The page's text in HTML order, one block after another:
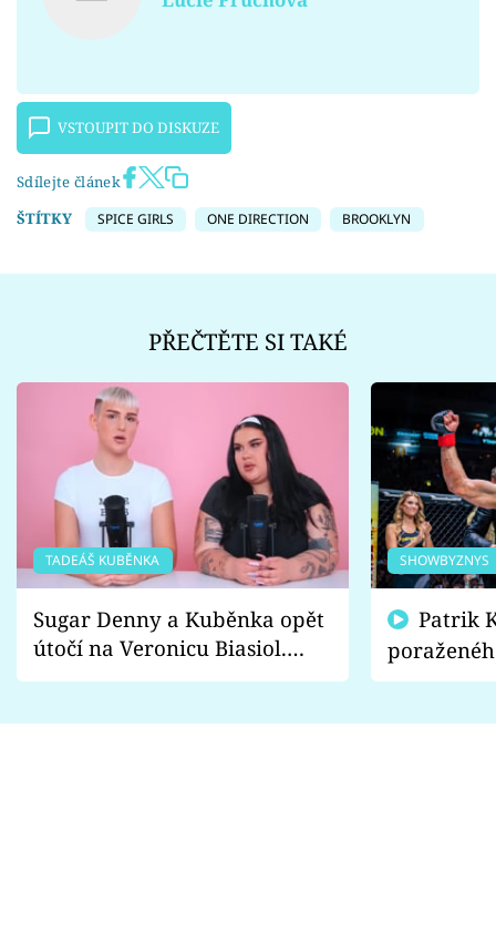
VSTOUPIT DO DISKUZE
Sdílejte článek
ŠTÍTKY
SPICE GIRLS ONE DIRECTION BROOKLYN
PŘEČTĚTE SI TAKÉ
TADEÁŠ KUBĚNKA
Sugar Denny a Kuběnka opět
útočí na Veronicu Biasiol.
Proč je podle nich falešná a
SHOWBYZNYS
fanoušci